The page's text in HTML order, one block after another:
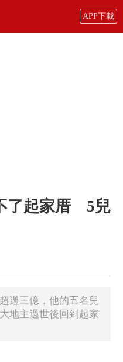
APP下載
了起家厝 5兒
過三億，他的五名兒
地主過世後回到起家